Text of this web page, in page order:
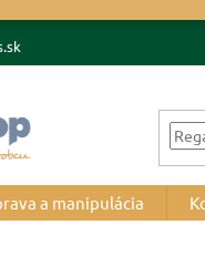
a manipulácia